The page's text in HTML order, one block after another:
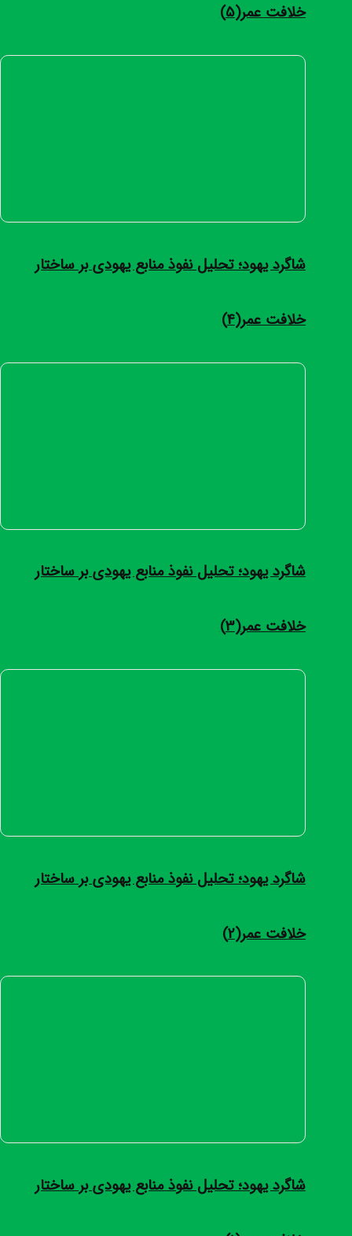
خلافت عمر(5)
شاگرد یهود؛ تحلیل نفوذ منابع یهودی بر ساختار
خلافت عمر(4)
شاگرد یهود؛ تحلیل نفوذ منابع یهودی بر ساختار
خلافت عمر(3)
شاگرد یهود؛ تحلیل نفوذ منابع یهودی بر ساختار
خلافت عمر(2)
شاگرد یهود؛ تحلیل نفوذ منابع یهودی بر ساختار